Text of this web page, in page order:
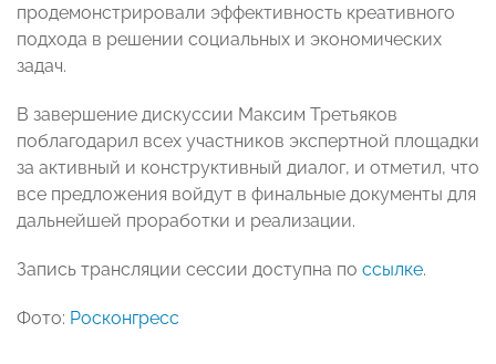
продемонстрировали эффективность креативного
подхода в решении социальных и экономических
задач.
В завершение дискуссии Максим Третьяков
поблагодарил всех участников экспертной площадки
за активный и конструктивный диалог, и отметил, что
все предложения войдут в финальные документы для
дальнейшей проработки и реализации.
Запись трансляции сессии доступна по ссылке.
Фото: Росконгресс